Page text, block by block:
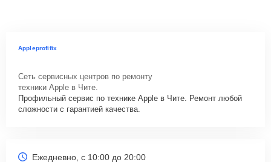
Appleprofifix
Сеть сервисных центров по ремонту
техники Apple в Чите.
Профильный сервис по технике Apple в Чите. Ремонт любой
сложности с гарантией качества.
Ежедневно, с 10:00 до 20:00